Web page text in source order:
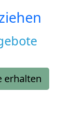
erhalten